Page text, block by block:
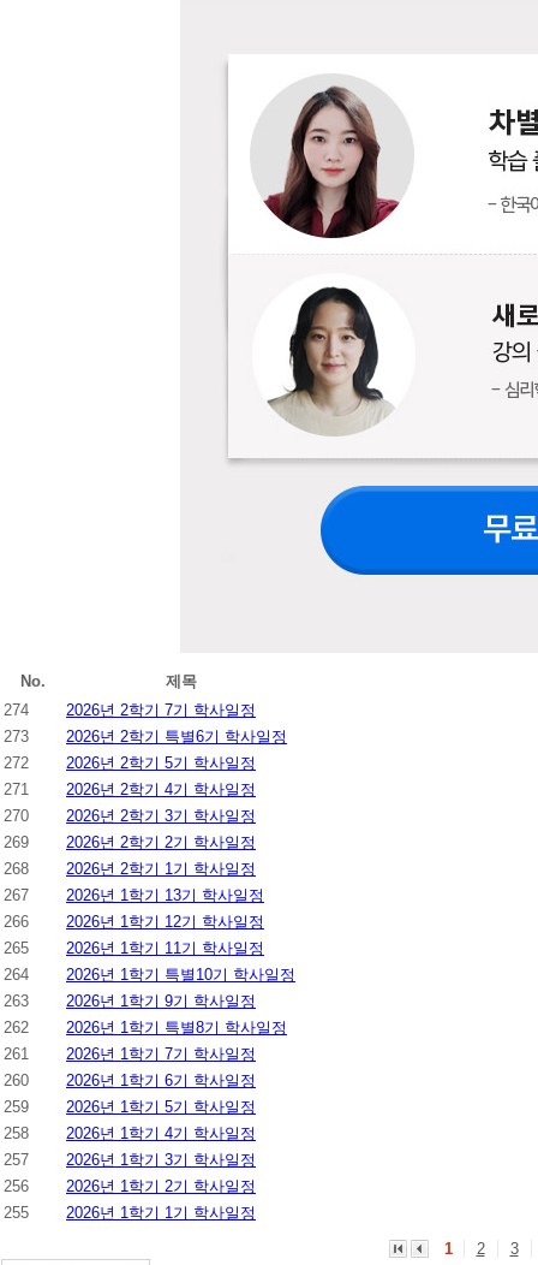
No.
제목
274
2026년 2학기 7기 학사일정
273
2026년 2학기 특별6기 학사일정
272
2026년 2학기 5기 학사일정
271
2026년 2학기 4기 학사일정
270
2026년 2학기 3기 학사일정
269
2026년 2학기 2기 학사일정
268
2026년 2학기 1기 학사일정
267
2026년 1학기 13기 학사일정
266
2026년 1학기 12기 학사일정
265
2026년 1학기 11기 학사일정
264
2026년 1학기 특별10기 학사일정
263
2026년 1학기 9기 학사일정
262
2026년 1학기 특별8기 학사일정
261
2026년 1학기 7기 학사일정
260
2026년 1학기 6기 학사일정
259
2026년 1학기 5기 학사일정
258
2026년 1학기 4기 학사일정
257
2026년 1학기 3기 학사일정
256
2026년 1학기 2기 학사일정
255
2026년 1학기 1기 학사일정
1
2 3